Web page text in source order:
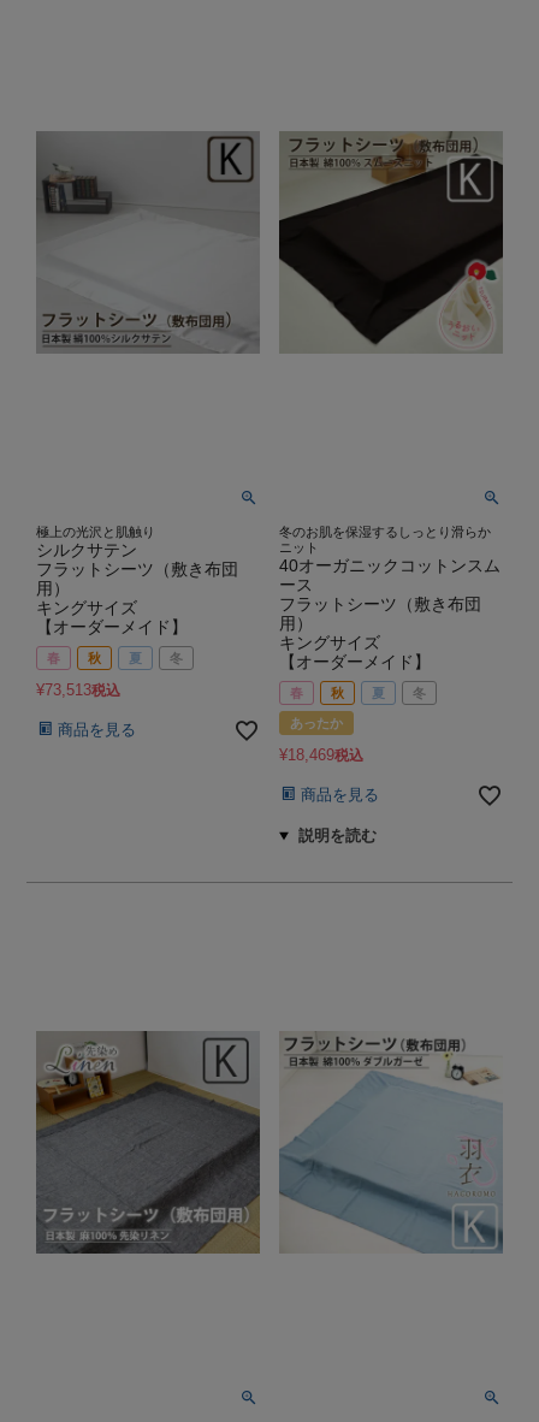
極上の光沢と肌触り
シルクサテン
フラットシーツ（敷き布団
用）
キングサイズ
【オーダーメイド】
春 秋 夏 冬
¥73,513税込
商品を見る
冬のお肌を保湿するしっとり滑らか
ニット
40オーガニックコットンスム
ース
フラットシーツ（敷き布団
用）
キングサイズ
【オーダーメイド】
春 秋 夏 冬
あったか
¥18,469税込
商品を見る